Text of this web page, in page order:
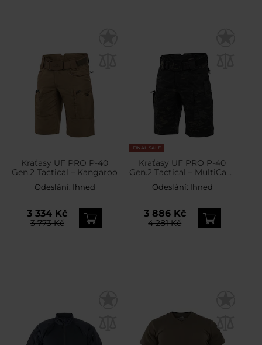
Kraťasy UF PRO P-40
Gen.2 Tactical – Kangaroo
Odeslání: Ihned
3 334 Kč
3 773 Kč
FINAL SALE
Kraťasy UF PRO P-40
Gen.2 Tactical – MultiCam
Black
Odeslání: Ihned
3 886 Kč
4 281 Kč